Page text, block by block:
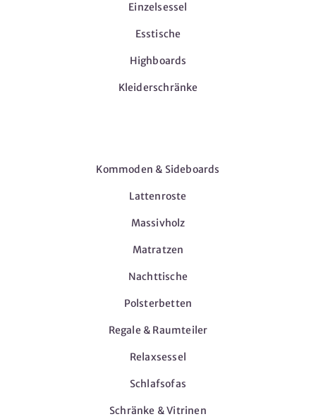
Einzelsessel
Esstische
Highboards
Kleiderschränke
Kommoden & Sideboards
Lattenroste
Massivholz
Matratzen
Nachttische
Polsterbetten
Regale & Raumteiler
Relaxsessel
Schlafsofas
Schränke & Vitrinen